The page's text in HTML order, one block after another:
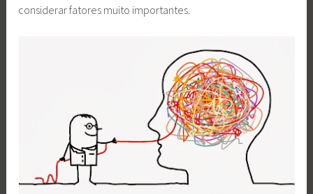
considerar fatores muito importantes.